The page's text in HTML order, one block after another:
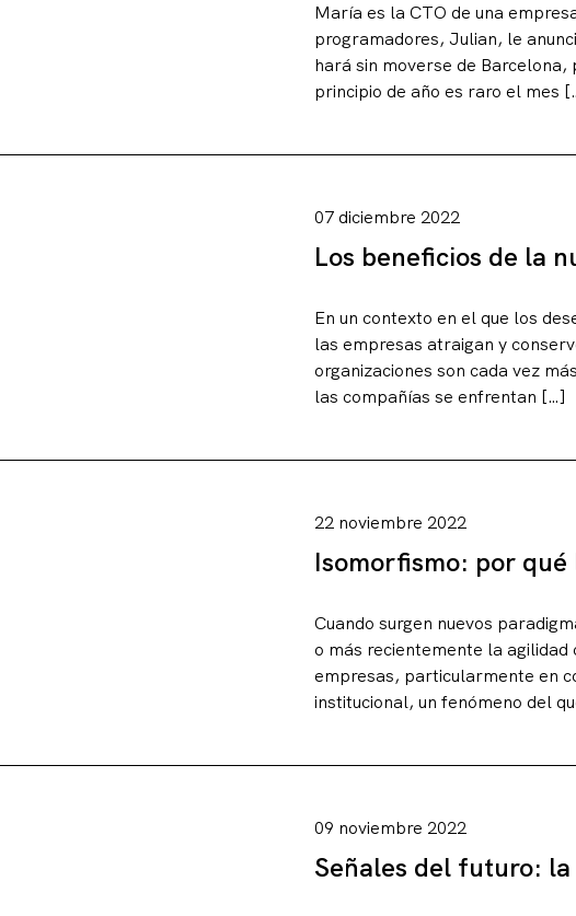
Charlas y
Sobre este blog
Contacto
María es la CTO de una
programadores, Julian, le
hará sin moverse de
principio de año es raro el mes
07 diciembre 2022
Los beneficios de la
En un contexto en el que los
las empresas atraigan y
organizaciones son cada vez
las compañías se enfrentan […]
22 noviembre 2022
Isomorfismo: por
Cuando surgen nuevos
o más recientemente la
empresas, particularmente en
institucional, un fenómeno del
09 noviembre 2022
Señales del futuro: